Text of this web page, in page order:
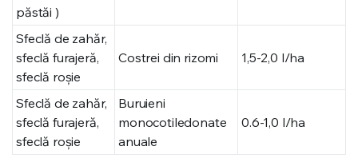
păstăi )
Sfeclă de zahăr,
sfeclă furajeră,
sfeclă roșie
Costrei din rizomi 1,5-2,0 l/ha
Sfeclă de zahăr,
sfeclă furajeră,
sfeclă roșie
Buruieni
monocotiledonate
anuale
0.6-1,0 l/ha